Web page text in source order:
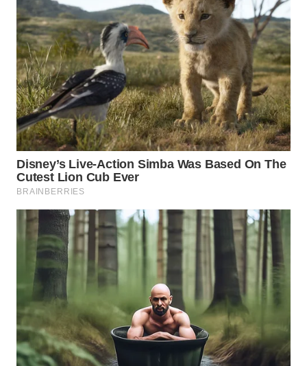
WN
SUMEDANG
WN
CIANJUR
WN
KEPULAUAN
SERIBU
WN
TANGERANG
WN
BINJAI
CIREBON
WN
INDRAMAYU